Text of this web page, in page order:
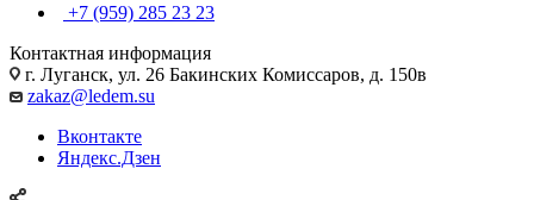
+7 (959) 285 23 23
Контактная информация
г. Луганск, ул. 26 Бакинских Комиссаров, д. 150в
zakaz@ledem.su
Вконтакте
Яндекс.Дзен